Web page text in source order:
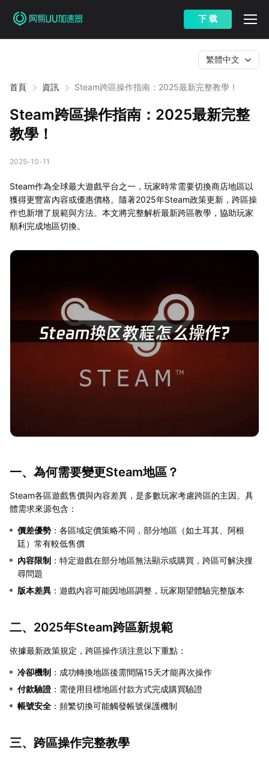
下 载
首頁 資訊 Steam跨區操作指南：2025最新完整教學！
繁體中文
Steam跨區操作指南：2025最新完整
教學！
2025-10-11
Steam作為全球最大遊戲平台之一，玩家時常需要切換商店地區以
獲得更豐富內容或優惠價格。隨著2025年Steam政策更新，跨區操
作也新增了規範與方法。本文將完整解析最新跨區教學，協助玩家
順利完成地區切換。
一、為何需要變更Steam地區？
Steam各區遊戲售價與內容差異，是多數玩家考慮跨區的主因。具
體需求來源包含：
價差優勢 ：各區域定價策略不同，部分地區（如土耳其、阿根
廷）常有較低售價
內容限制 ：特定遊戲在部分地區無法顯示或購買，跨區可解決搜
尋問題
版本差異 ：遊戲內容可能因地區調整，玩家期望體驗完整版本
二、2025年Steam跨區新規範
依據最新政策規定，跨區操作須注意以下重點：
冷卻機制 ：成功轉換地區後需間隔15天才能再次操作
付款驗證：需使用目標地區付款方式完成購買驗證
帳號安全 ：頻繁切換可能觸發帳號保護機制
三、跨區操作完整教學